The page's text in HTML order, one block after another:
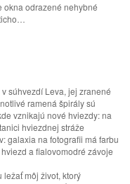
okna odrazené nehybné
súhvezdí Leva, jej zranené
ramená špirály sú
vznikajú nové hviezdy: na
hviezdnej stráže
galaxia na fotografii má farbu
a fialovomodré závoje
môj život, ktorý